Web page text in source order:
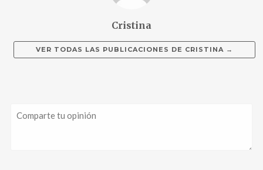
Cristina
VER TODAS LAS PUBLICACIONES DE CRISTINA →